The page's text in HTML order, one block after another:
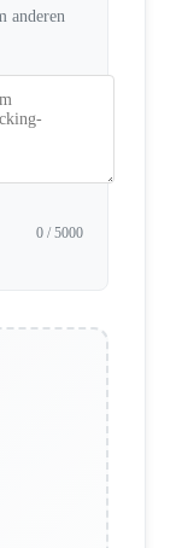
anderen
0 / 5000